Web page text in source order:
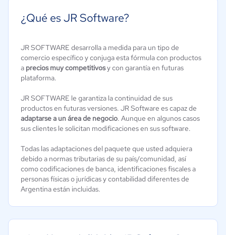
¿Qué es JR Software?
JR SOFTWARE desarrolla a medida para un tipo de
comercio específico y conjuga esta fórmula con productos
a precios muy competitivosy con garantía en futuras
plataforma.
JR SOFTWARE le garantiza la continuidad de sus
productos en futuras versiones. JR Software es capaz de
adaptarse a un área de negocio. Aunque en algunos casos
sus clientes le solicitan modificaciones en sus software.
Todas las adaptaciones del paquete que usted adquiera
debido a normas tributarias de su país/comunidad, así
como codificaciones de banca, identificaciones fiscales a
personas físicas o jurídicas y contabilidad diferentes de
Argentina están incluidas.